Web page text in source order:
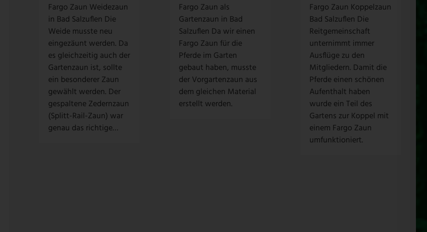
Fargo Zaun Weidezaun
in Bad Salzuflen Die
Weide musste neu
eingezäunt werden. Da
es gleichzeitig auch der
Gartenzaun ist, sollte
ein besonderer Zaun
gewählt werden. Der
gespaltene Zedernzaun
(Splitt-Rail-Zaun) war
genau das richtige…
Fargo Zaun als
Gartenzaun in Bad
Salzuflen Da wir einen
Fargo Zaun für die
Pferde im Garten
gebaut haben, musste
der Vorgartenzaun aus
dem gleichen Material
erstellt werden.
Fargo Zaun Koppelzaun
Bad Salzuflen Die
Reitgemeinschaft
unternimmt immer
Ausflüge zu den
Mitgliedern. Damit die
Pferde einen schönen
Aufenthalt haben
wurde ein Teil des
Gartens zur Koppel mit
einem Fargo Zaun
umfunktioniert.